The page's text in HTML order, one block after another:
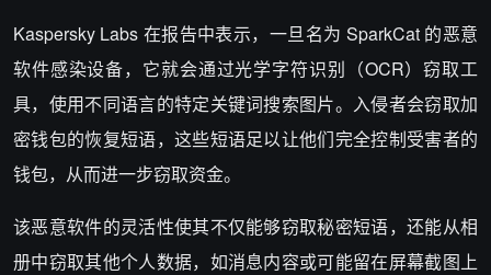
Kaspersky Labs 在报告中表示，一旦名为 SparkCat 的恶意
软件感染设备，它就会通过光学字符识别（OCR）窃取工
具，使用不同语言的特定关键词搜索图片。入侵者会窃取加
密钱包的恢复短语，这些短语足以让他们完全控制受害者的
钱包，从而进一步窃取资金。
该恶意软件的灵活性使其不仅能够窃取秘密短语，还能从相
册中窃取其他个人数据，如消息内容或可能留在屏幕截图上